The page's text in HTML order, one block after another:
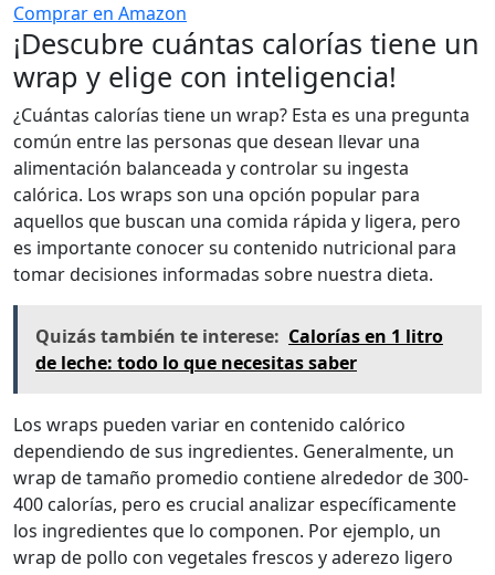
Comprar en Amazon
¡Descubre cuántas calorías tiene un
wrap y elige con inteligencia!
¿Cuántas calorías tiene un wrap? Esta es una pregunta
común entre las personas que desean llevar una
alimentación balanceada y controlar su ingesta
calórica. Los wraps son una opción popular para
aquellos que buscan una comida rápida y ligera, pero
es importante conocer su contenido nutricional para
tomar decisiones informadas sobre nuestra dieta.
Quizás también te interese: Calorías en 1 litro
de leche: todo lo que necesitas saber
Los wraps pueden variar en contenido calórico
dependiendo de sus ingredientes. Generalmente, un
wrap de tamaño promedio contiene alrededor de 300-
400 calorías, pero es crucial analizar específicamente
los ingredientes que lo componen. Por ejemplo, un
wrap de pollo con vegetales frescos y aderezo ligero